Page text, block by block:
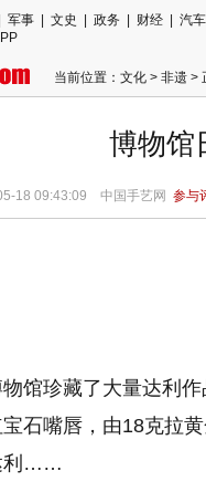
军事 文史 政务 财经 汽车
当前位置： 文化 > 非遗 >
博物馆
18 09:43:09 中国手艺网 参与
馆珍藏了大量达利
石嘴唇，由18克拉
利……